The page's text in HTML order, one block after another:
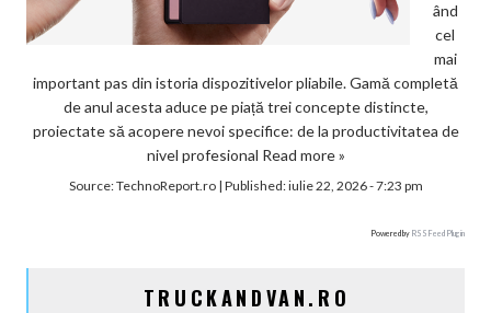
ând
cel
mai
important pas din istoria dispozitivelor pliabile. Gamă completă
de anul acesta aduce pe piață trei concepte distincte,
proiectate să acopere nevoi specifice: de la productivitatea de
nivel profesional Read more »
Source:TechnoReport.ro| Published:iulie 22, 2026 - 7:23 pm
Powered by RSS Feed Plugin
TRUCKANDVAN.RO